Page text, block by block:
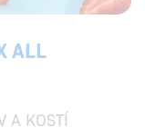
ALL
A KOSTÍ